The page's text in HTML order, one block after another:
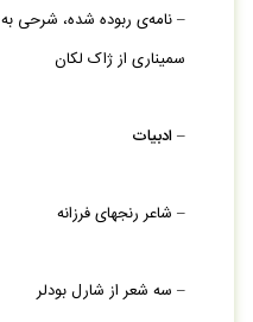
– نامه‏‌ی ربوده شده، شرحی به
سمیناری از ژاک لکان
–ادبیات
– شاعر رنج‏های فرزانه
– سه شعر از شارل بودلر